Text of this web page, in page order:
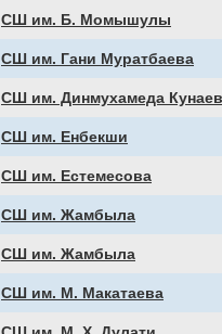
СШ им. Б. Момышулы
СШ им. Гани Муратбаева
СШ им. Динмухамеда
СШ им. Енбекши
СШ им. Естемесова
СШ им. Жамбыла
СШ им. Жамбыла
СШ им. М. Макатаева